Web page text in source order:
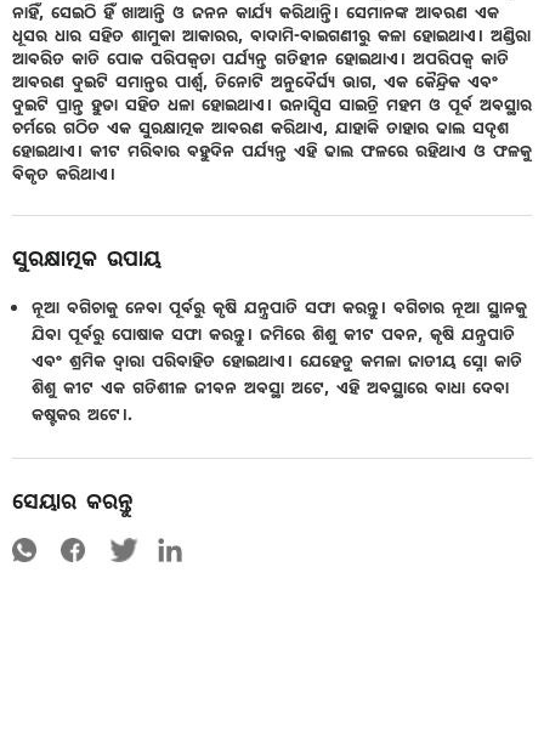
ନାହିଁ, ସେଇଠି ହିଁ ଖାଆନ୍ତି ଓ ଜନନ କାର୍ଯ୍ୟ କରିଥାନ୍ତି। ସେମାନଙ୍କ ଆବରଣ ଏକ
ଧୂସର ଧାର ସହିତ ଶାମୁକା ଆକାରର, ବାଦାମି-ବାଇଗଣୀରୁ କଳା ହୋଇଥାଏ। ଅଣ୍ଡିରା
ଆବରିତ କାତି ପୋକ ପରିପକ୍ଵତା ପର୍ଯ୍ୟନ୍ତ ଗତିହୀନ ହୋଇଥାଏ। ଅପରିପକ୍ଵ କାତି
ଆବରଣ ଦୁଇଟି ସମାନ୍ତର ପାର୍ଶ୍ଵ, ତିନୋଟି ଅନୁଦୈର୍ଘ୍ୟ ଭାଗ, ଏକ କୈନ୍ଦ୍ରିକ ଏବଂ
ଦୁଇଟି ପ୍ରାନ୍ତ ହୁଡା ସହିତ ଧଳା ହୋଇଥାଏ। ଉନାସ୍ପିସ ସାଇତ୍ରି ମହମ ଓ ପୂର୍ବ ଅବସ୍ଥାର
ଚର୍ମରେ ଗଠିତ ଏକ ସୁରକ୍ଷାତ୍ମକ ଆବରଣ କରିଥାଏ, ଯାହାକି ତାହାର ଢାଲ ସଦୃଶ
ହୋଇଥାଏ। କୀଟ ମରିବାର ବହୁଦିନ ପର୍ଯ୍ୟନ୍ତ ଏହି ଢାଲ ଫଳରେ ରହିଥାଏ ଓ ଫଳକୁ
ବିକୃତ କରିଥାଏ।
ସୁରକ୍ଷାତ୍ମକ ଉପାୟ
ନୂଆ ବଗିଚାକୁ ନେବା ପୂର୍ବରୁ କୃଷି ଯନ୍ତ୍ରପାତି ସଫା କରନ୍ତୁ। ବଗିଚାର ନୂଆ ସ୍ଥାନକୁ
ଯିବା ପୂର୍ବରୁ ପୋଷାକ ସଫା କରନ୍ତୁ। ଜମିରେ ଶିଶୁ କୀଟ ପବନ, କୃଷି ଯନ୍ତ୍ରପାତି
ଏବଂ ଶ୍ରମିକ ଦ୍ଵାରା ପରିବାହିତ ହୋଇଥାଏ। ଯେହେତୁ କମଳା ଜାତୀୟ ସ୍ନୋ କାତି
ଶିଶୁ କୀଟ ଏକ ଗତିଶୀଳ ଜୀବନ ଅବସ୍ଥା ଅଟେ, ଏହି ଅବସ୍ଥାରେ ବାଧା ଦେବା
କଷ୍ଟକର ଅଟେ।.
ସେୟାର କରନ୍ତୁ